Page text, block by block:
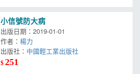
小信號防大病
出版日期：2019-01-01
作者：楊力
出版社： 中國輕工業出版社
$251